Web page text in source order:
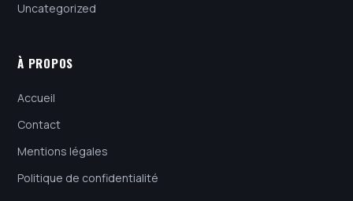
Uncategorized
À PROPOS
Accueil
Contact
Mentions légales
Politique de confidentialité